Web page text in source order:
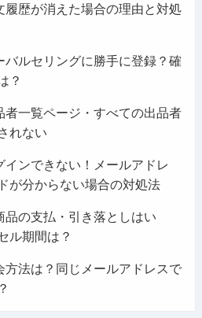
履歴が消えた場合の理由と対処
バルセリングに勝手に登録？確
？
者一覧ページ・すべての出品者
れない
インできない！メールアドレ
が分からない場合の対処法
品の支払・引き落としはい
ル期間は？
方法は？同じメールアドレスで